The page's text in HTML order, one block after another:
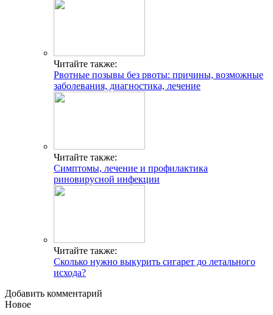
Читайте также:
Рвотные позывы без рвоты: причины, возможные
заболевания, диагностика, лечение
Читайте также:
Симптомы, лечение и профилактика
риновирусной инфекции
Читайте также:
Сколько нужно выкурить сигарет до летального
исхода?
Добавить комментарий
Новое